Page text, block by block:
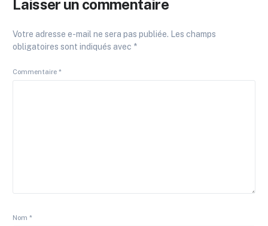
Laisser un commentaire
Votre adresse e-mail ne sera pas publiée. Les champs
obligatoires sont indiqués avec *
Commentaire*
Nom*